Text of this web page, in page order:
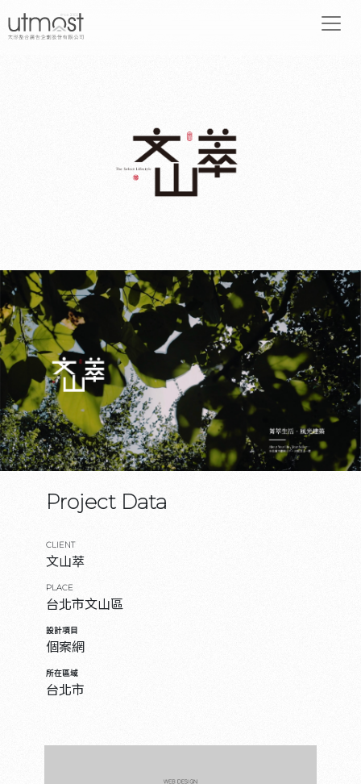
Project Data
CLIENT
文山萃
PLACE
台北市文山區
設計項目
個案網
所在區域
台北市